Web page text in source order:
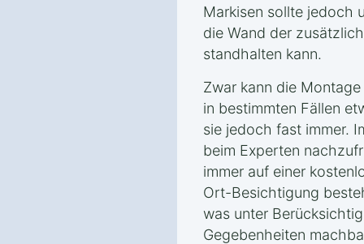
Markisen sollte jedoch
die Wand der
standhalten kann.
Zwar kann die
in bestimmten Fällen
sie jedoch fast immer.
beim Experten
immer auf einer
Ort-Besichtigung
was unter
Gegebenheiten